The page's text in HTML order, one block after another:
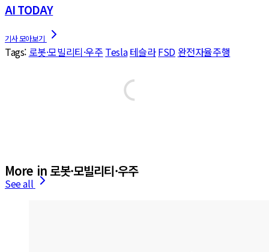
AI TODAY
Tags: 로봇·모빌리티·우주 Tesla테슬라FSD 완전자율주행
More in 로봇·모빌리티·우주
See all